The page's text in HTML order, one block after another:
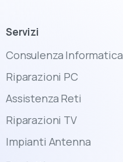
Servizi
Consulenza Informatica
Riparazioni PC
Assistenza Reti
Riparazioni TV
Impianti Antenna